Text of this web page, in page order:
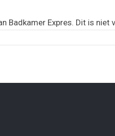
Badkamer Expres. Dit is